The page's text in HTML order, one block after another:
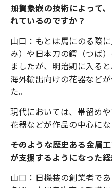
――加賀象嵌の技術によって
れているのですか？
山口：もとは馬にのる際
み）や日本刀の鍔（つば
ましたが、明治期に入る
海外輸出向けの花器など
た。
現代においては、帯留め
花器などが作品の中心にな
――そのような歴史ある金
が支援するようになった
山口：日機装の創業者で